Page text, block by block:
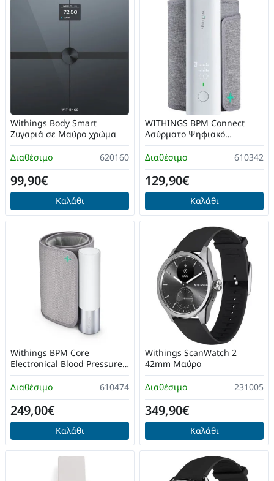
Διαθέσιμο 620160
Withings Body Smart
Ζυγαριά σε Μαύρο χρώμα
99,90€
Καλάθι
Διαθέσιμο 610342
WITHINGS BPM Connect
Ασύρματο Ψηφιακό
Πιεσόμετρο Μπράτσου
ICIWBPMC
129,90€
Καλάθι
Διαθέσιμο 610474
Withings BPM Core
Electronical Blood Pressure
Monitor DHVSY5BBM
249,00€
Καλάθι
Διαθέσιμο 231005
Withings ScanWatch 2
42mm Μαύρο
349,90€
Καλάθι